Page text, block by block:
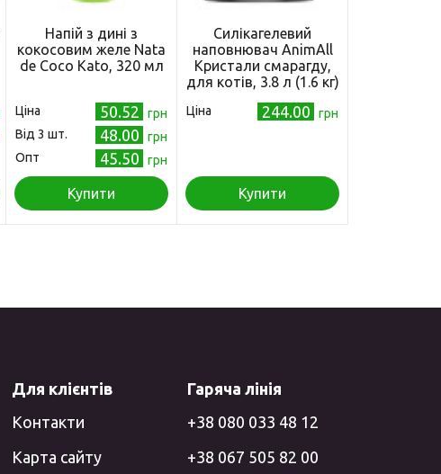
Напій з дині з
кокосовим желе Nata
de Coco Kato, 320 мл
Ціна 50.52
грн
Від 3 шт.
48.00
грн
Опт
45.50 грн
Купити
Силікагелевий
наповнювач AnimAll
Кристали смарагду,
для котів, 3.8 л (1.6 кг)
Ціна 244.00 грн
Купити
Для клієнтів
Контакти
Карта сайту
Гаряча лінія
+38 080 033 48 12
+38 067 505 82 00